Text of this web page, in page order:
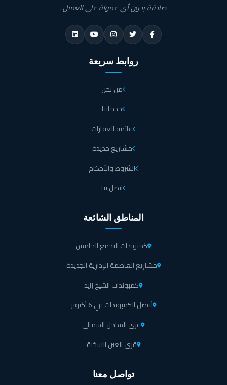
صادقة بدون أي عمولة على العميل.
روابط سريعة
من نحن
خدماتنا
قائمة العقارات
مشاريع جديدة
الشروط والأحكام
اتصل بنا
المناطق الشائعة
كمبوندات التجمع الخامس
مشاريع العاصمة الإدارية الجديدة
كمبوندات الشيخ زايد
أفضل الكمبوندات في 6 أكتوبر
قرى الساحل الشمالي
قرى العين السخنة
تواصل معنا